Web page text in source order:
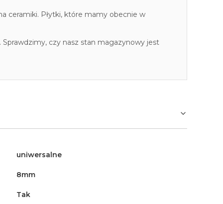
ceramiki. Płytki, które mamy obecnie w
. Sprawdzimy, czy nasz stan magazynowy jest
uniwersalne
8mm
Tak